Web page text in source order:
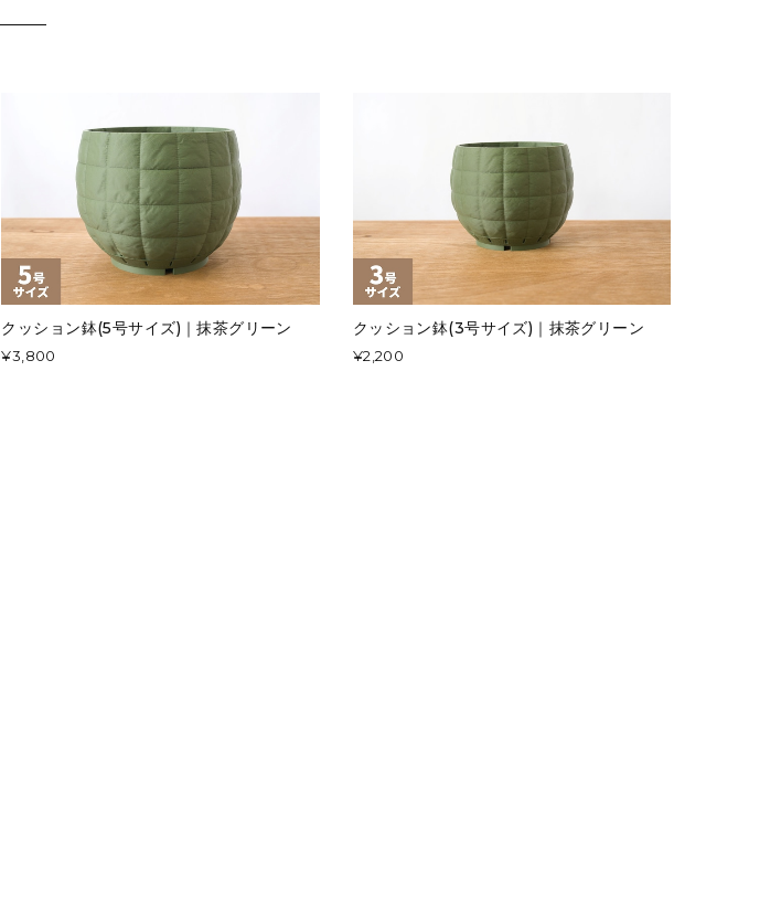
クッション鉢(5号サイズ)｜抹茶グリーン
¥3,800
クッション鉢(3号サイズ)｜抹茶グリーン
¥2,200